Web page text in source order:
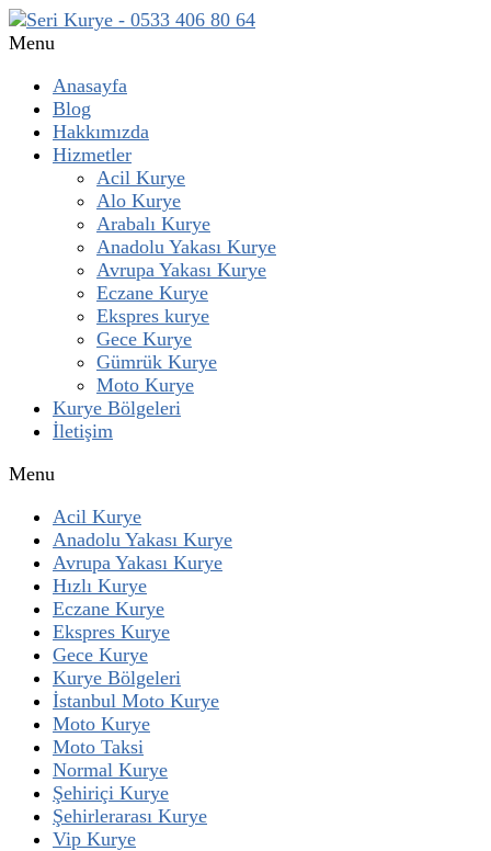
Menu
Anasayfa
Blog
Hakkımızda
Hizmetler
Acil Kurye
Alo Kurye
Arabalı Kurye
Anadolu Yakası Kurye
Avrupa Yakası Kurye
Eczane Kurye
Ekspres kurye
Gece Kurye
Gümrük Kurye
Moto Kurye
Kurye Bölgeleri
İletişim
Menu
Acil Kurye
Anadolu Yakası Kurye
Avrupa Yakası Kurye
Hızlı Kurye
Eczane Kurye
Ekspres Kurye
Gece Kurye
Kurye Bölgeleri
İstanbul Moto Kurye
Moto Kurye
Moto Taksi
Normal Kurye
Şehiriçi Kurye
Şehirlerarası Kurye
Vip Kurye